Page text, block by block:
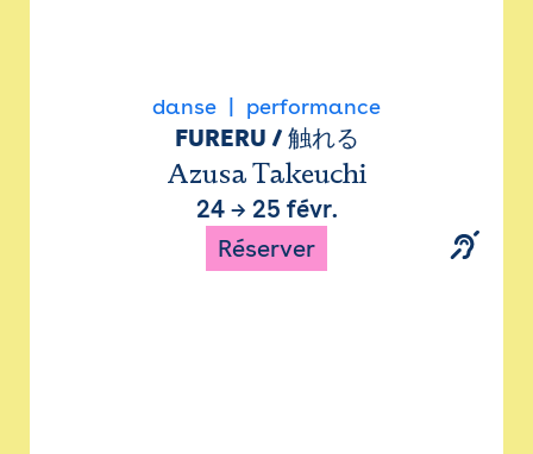
danse performance
FURERU / 触れる
Azusa Takeuchi
24→ 25 févr.
Réserver